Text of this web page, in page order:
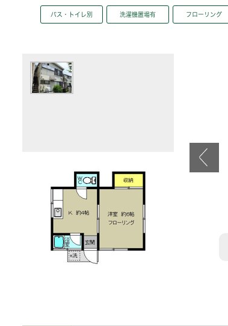
バス・トイレ別 洗濯機置場有 フローリング